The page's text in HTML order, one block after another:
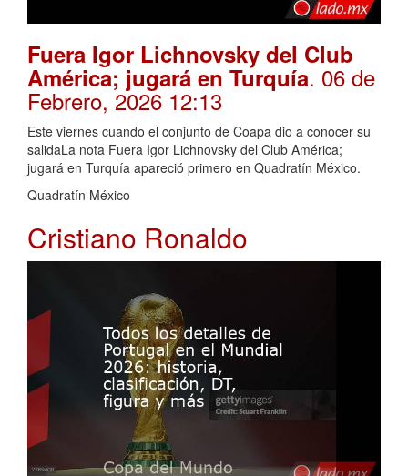
Fuera Igor Lichnovsky del Club
América; jugará en Turquía. 06 de
Febrero, 2026 12:13
Este viernes cuando el conjunto de Coapa dio a conocer su
salidaLa nota Fuera Igor Lichnovsky del Club América;
jugará en Turquía apareció primero en Quadratín México.
Quadratín México
Cristiano Ronaldo